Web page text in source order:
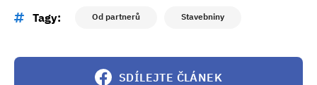
Tagy: Od partnerů Stavebniny
SDÍLEJTE ČLÁNEK